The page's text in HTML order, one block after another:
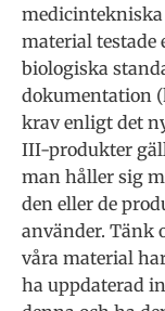
material
biologiska
dokumentation
krav enligt det
III-produkter
man håller sig
den eller de
använder. Tänk
våra material
ha uppdaterad